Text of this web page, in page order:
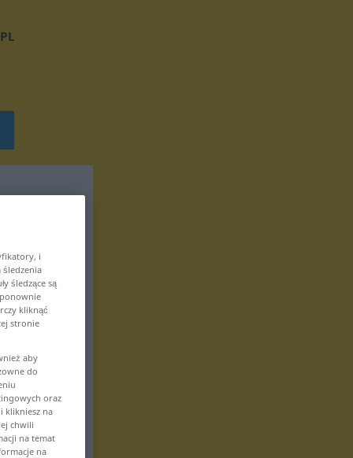
PL
i
śledzenia
śledzące są
kliknąć
stronie
aby
do
oraz
klikniesz na
chwili
na temat
na